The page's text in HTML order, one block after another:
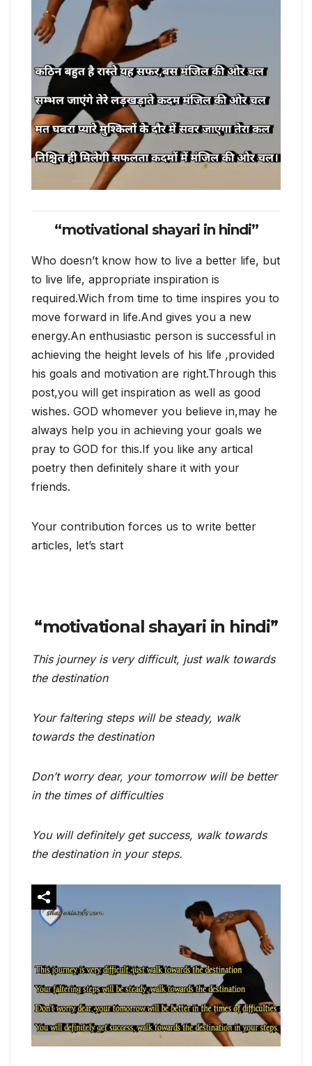
“motivational shayari in hindi”
Who doesn’t know how to live a better life, but
to live life, appropriate inspiration is
required.Wich from time to time inspires you to
move forward in life.And gives you a new
energy.An enthusiastic person is successful in
achieving the height levels of his life ,provided
his goals and motivation are right.Through this
post,you will get inspiration as well as good
wishes. GOD whomever you believe in,may he
always help you in achieving your goals we
pray to GOD for this.If you like any artical
poetry then definitely share it with your
friends.
Your contribution forces us to write better
articles, let’s start
“motivational shayari in hindi”
This journey is very difficult, just walk towards
the destination
Your faltering steps will be steady, walk
towards the destination
Don’t worry dear, your tomorrow will be better
in the times of difficulties
You will definitely get success, walk towards
the destination in your steps.